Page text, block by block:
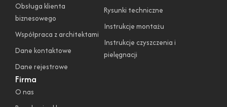
Firma
O nas
Obsługa klienta
biznesowego
Współpraca z architektami
Dane kontaktowe
Dane rejestrowe
Rysunki techniczne
Instrukcje montażu
Instrukcje czyszczenia i
pielęgnacji